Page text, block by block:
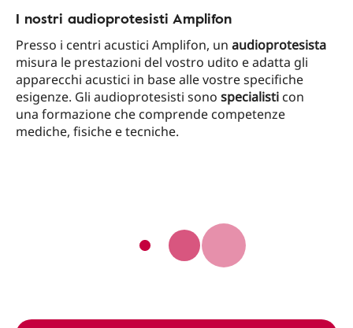
I nostri audioprotesisti Amplifon
Presso i centri acustici Amplifon, un audioprotesista
misura le prestazioni del vostro udito e adatta gli
apparecchi acustici in base alle vostre specifiche
esigenze. Gli audioprotesisti sono specialisti con
una formazione che comprende competenze
mediche, fisiche e tecniche.